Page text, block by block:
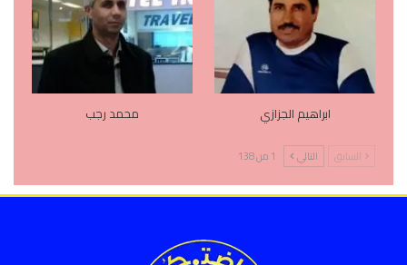
ابراهيم الجزازي محمد رجب
السابق التالي 1 من 138